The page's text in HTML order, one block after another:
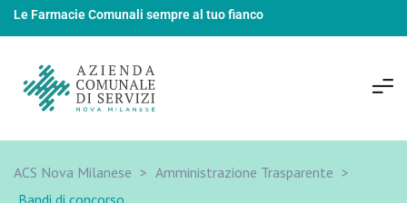
Le Farmacie Comunali sempre al tuo fianco
ACS Nova Milanese > Amministrazione Trasparente >
Bandi di concorso